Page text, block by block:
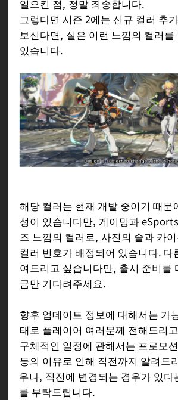
일으킨 점, 정말 죄송합니다.
그렇다면 시즌 2에는 신규 컬러 추
보신다면, 실은 이런 느낌의 컬러를
있습니다.
해당 컬러는 현재 개발 중이기 때문
성이 있습니다만, 게이밍과
즈 느낌의 컬러로, 사진의 솔과 카
컬러 번호가 배정되어 있습니다. 다
여드리고 싶습니다만, 출시 준비를
금만 기다려주세요.
향후 업데이트 정보에 대해서는 가
태로 플레이어 여러분께 전해드리
구체적인 일정에 관해서는 프로모
등의 이유로 인해 직전까지 알려드
우나, 직전에 변경되는 경우가 있다
를 부탁드립니다.